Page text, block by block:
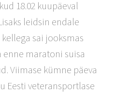
18.02 kuupäeval
leidsin endale
sai jooksmas
enne maratoni suisa
Viimase kümne päeva
Eesti veteransportlase